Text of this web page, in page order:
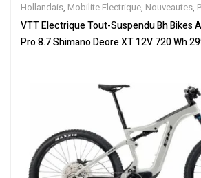
Hollandais, Mobilite Electrique, Nouveautes,
Tout-Suspendus,Vélo électrique ville,Velos
Électriques
VTT Electrique Tout-Suspendu Bh Bikes
Pro 8.7 Shimano Deore XT 12V 720 Wh